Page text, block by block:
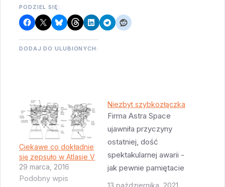
PODZIEL SIĘ:
DODAJ DO ULUBIONYCH:
Ciekawe co dokładnie
się zepsuło w Atlasie V
29 marca, 2016
Podobny wpis
Niezbyt szybkozłączka
Firma Astra Space
ujawniła przyczyny
ostatniej, dość
spektakularnej awarii -
jak pewnie pamiętacie
rakieta zaraz po
13 października, 2021